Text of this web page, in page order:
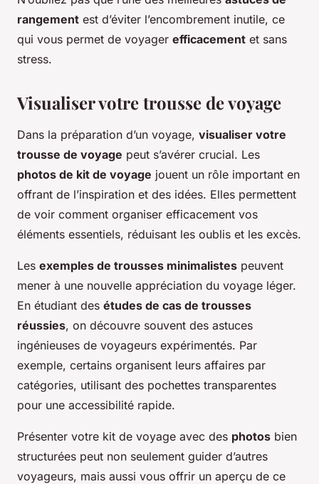
rangement est d’éviter l’encombrement inutile, ce
qui vous permet de voyager efficacement et sans
stress.
Visualiser votre trousse de voyage
Dans la préparation d’un voyage, visualiser votre
trousse de voyage peut s’avérer crucial. Les
photos de kit de voyage jouent un rôle important en
offrant de l’inspiration et des idées. Elles permettent
de voir comment organiser efficacement vos
éléments essentiels, réduisant les oublis et les excès.
Les exemples de trousses minimalistes peuvent
mener à une nouvelle appréciation du voyage léger.
En étudiant des études de cas de trousses
réussies, on découvre souvent des astuces
ingénieuses de voyageurs expérimentés. Par
exemple, certains organisent leurs affaires par
catégories, utilisant des pochettes transparentes
pour une accessibilité rapide.
Présenter votre kit de voyage avec des photos bien
structurées peut non seulement guider d’autres
voyageurs, mais aussi vous offrir un aperçu de ce